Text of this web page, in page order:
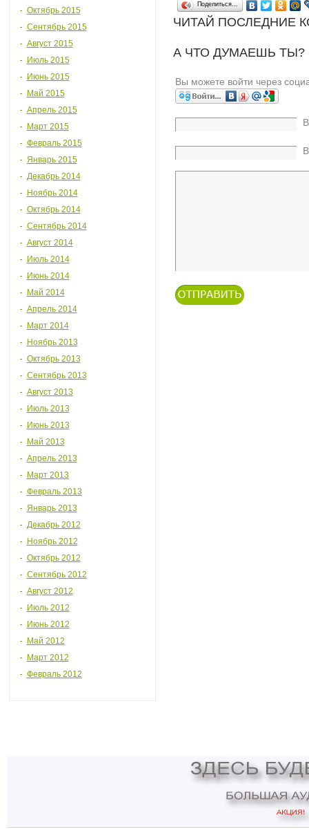
Октябрь 2015
Сентябрь 2015
Август 2015
Июль 2015
Июнь 2015
Май 2015
Апрель 2015
Март 2015
Февраль 2015
Январь 2015
Декабрь 2014
Ноябрь 2014
Октябрь 2014
Сентябрь 2014
Август 2014
Июль 2014
Июнь 2014
Май 2014
Апрель 2014
Март 2014
Ноябрь 2013
Октябрь 2013
Сентябрь 2013
Август 2013
Июль 2013
Июнь 2013
Май 2013
Апрель 2013
Март 2013
Февраль 2013
Январь 2013
Декабрь 2012
Ноябрь 2012
Октябрь 2012
Сентябрь 2012
Август 2012
Июль 2012
Июнь 2012
Май 2012
Март 2012
Февраль 2012
Поделиться…
ЧИТАЙ ПОСЛЕДНИЕ
А ЧТО ДУМАЕШЬ
Вы можете войти через